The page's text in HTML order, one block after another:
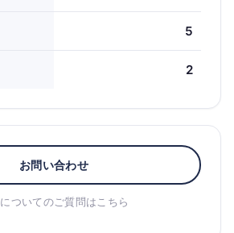
5
2
お問い合わせ
ついてのご質問はこちら